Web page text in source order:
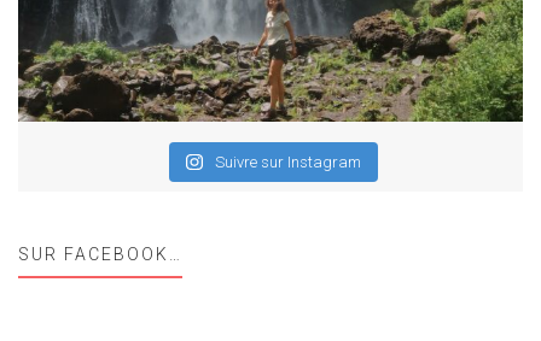
Suivre sur Instagram
SUR FACEBOOK…